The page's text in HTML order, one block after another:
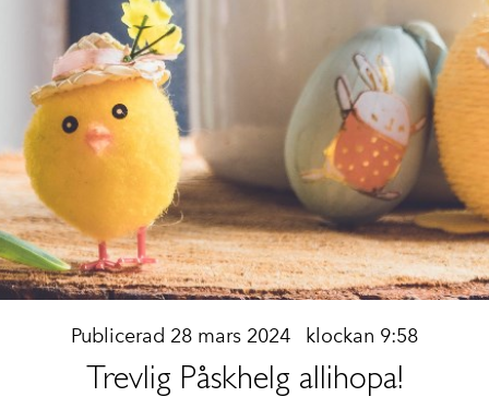
Publicerad 28 mars 2024 klockan 9:58
Trevlig Påskhelg allihopa!